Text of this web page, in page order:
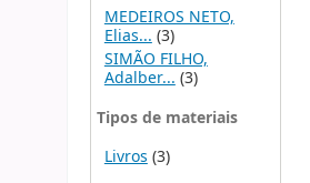
MEDEIROS NETO,
Elias... (3)
SIMÃO FILHO,
Adalber...(3)
Tipos de materiais
Livros (3)